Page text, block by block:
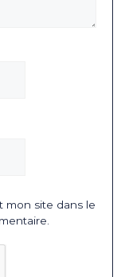
mon site dans le